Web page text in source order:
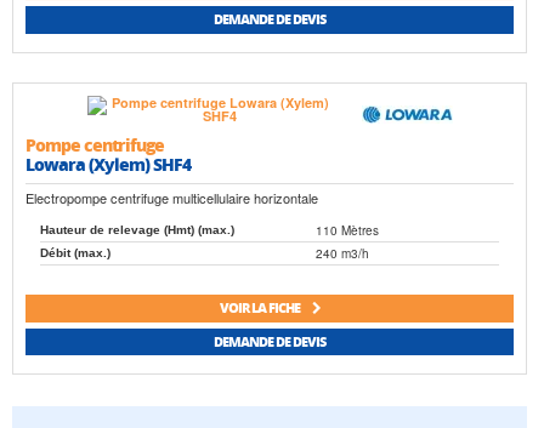
DEMANDE DE DEVIS
Pompe centrifuge
Lowara (Xylem) SHF4
Electropompe centrifuge multicellulaire horizontale
Hauteur de relevage (Hmt) (max.) 110 Mètres
Débit (max.) 240 m3/h
VOIR LA FICHE
DEMANDE DE DEVIS